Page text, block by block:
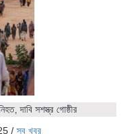
দাবি সশস্ত্র গোষ্ঠীর
/ সব খবর